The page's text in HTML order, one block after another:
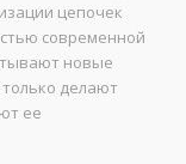
цепочек
современной
новые
делают
ее